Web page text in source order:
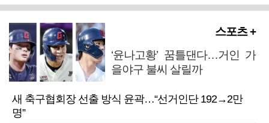
스포츠 +
‘윤나고황’ 꿈틀댄다…거인 가
을야구 불씨 살릴까
새 축구협회장 선출 방식 윤곽…“선거인단 192→2만
명”